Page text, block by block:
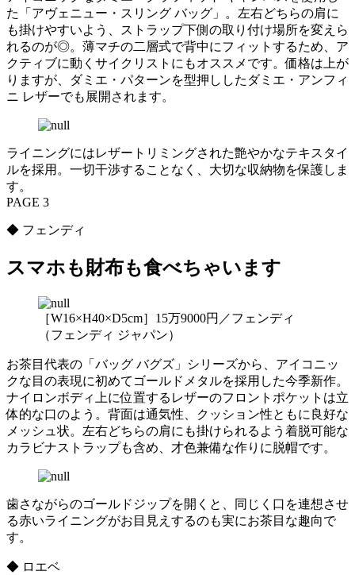
た「アヴェニュー・スリング バッグ」。左右どちらの肩に
も掛けやすいよう、ストラップ下側の取り付け場所を変えら
れるのが◎。薄マチの二層式で背中にフィットするため、ア
クティブに動くサイクリストにもオススメです。価格は上が
りますが、ダミエ・パターンを型押ししたダミエ・アンフィ
ニ レザーでも展開されます。
ライニングにはレザートリミングされた艶やかなテキスタイ
ルを採用。一切干渉することなく、大切な収納物を保護しま
す。
PAGE 3
◆ フェンディ
スマホも財布も食べちゃいます
［W16×H40×D5cm］15万9000円／フェンディ
（フェンディ ジャパン）
お茶目代表の「バッグ バグズ」シリーズから、アイコニッ
クな目の表現に初めてゴールドメタルを採用した今季新作。
ナイロンボディ上に位置するレザーのフロントポケットは立
体的な口のよう。背面は通気性、クッション性ともに良好な
メッシュ状。左右どちらの肩にも掛けられるよう着脱可能な
カラビナストラップも含め、才色兼備な作りに脱帽です。
歯さながらのゴールドジップを開くと、同じく口を連想させ
る赤いライニングがお目見えするのも実にお茶目な趣向で
す。
◆ ロエベ